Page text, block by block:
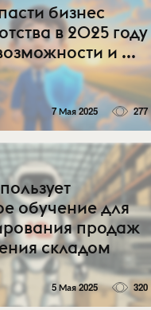
бизнес
в 2025 году
и ...
7 Мая 2025 277
обучение для
продаж
складом
5 Мая 2025 320